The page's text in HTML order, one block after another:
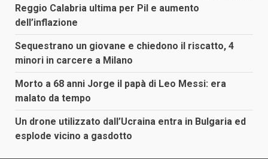
Reggio Calabria ultima per Pil e aumento
dell’inflazione
Sequestrano un giovane e chiedono il riscatto, 4
minori in carcere a Milano
Morto a 68 anni Jorge il papà di Leo Messi: era
malato da tempo
Un drone utilizzato dall’Ucraina entra in Bulgaria ed
esplode vicino a gasdotto